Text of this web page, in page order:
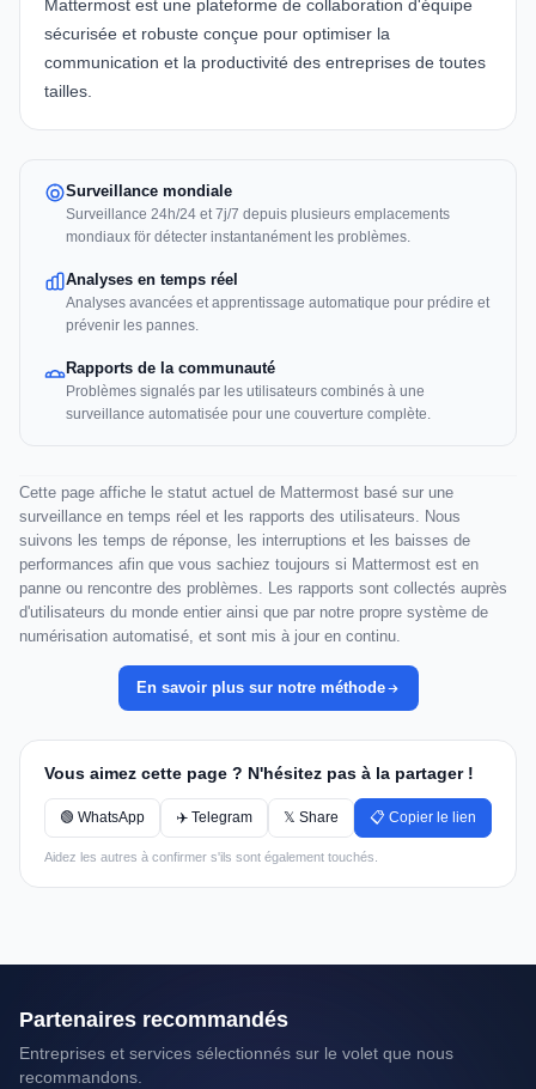
Mattermost est une plateforme de collaboration d'équipe
sécurisée et robuste conçue pour optimiser la
communication et la productivité des entreprises de toutes
tailles.
Surveillance mondiale
Surveillance 24h/24 et 7j/7 depuis plusieurs emplacements
mondiaux för détecter instantanément les problèmes.
Analyses en temps réel
Analyses avancées et apprentissage automatique pour prédire et
prévenir les pannes.
Rapports de la communauté
Problèmes signalés par les utilisateurs combinés à une
surveillance automatisée pour une couverture complète.
Cette page affiche le statut actuel de Mattermost basé sur une
surveillance en temps réel et les rapports des utilisateurs. Nous
suivons les temps de réponse, les interruptions et les baisses de
performances afin que vous sachiez toujours si Mattermost est en
panne ou rencontre des problèmes. Les rapports sont collectés auprès
d'utilisateurs du monde entier ainsi que par notre propre système de
numérisation automatisé, et sont mis à jour en continu.
En savoir plus sur notre méthode
Vous aimez cette page ? N'hésitez pas à la partager !
🟢 WhatsApp ✈️ Telegram 𝕏 Share 📋 Copier le lien
Aidez les autres à confirmer s'ils sont également touchés.
Partenaires recommandés
Entreprises et services sélectionnés sur le volet que nous
recommandons.